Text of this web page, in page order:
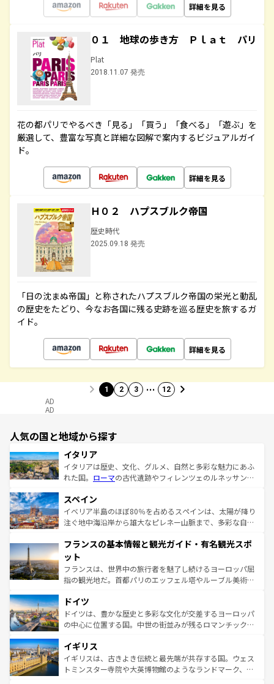
詳細を見る
０１ 地球の歩き方 Ｐｌａｔ パリ
Plat
2018.11.07 発売
花の都パリでやるべき「見る」「買う」「食べる」「遊ぶ」を
厳選して、豊富な写真と詳細な図解で案内するビジュアルガイ
ド。
詳細を見る
Ｈ０２ ハプスブルク帝国
歴史時代
2025.09.18 発売
「日の沈まぬ帝国」と称されたハプスブルク帝国の栄光と動乱
の歴史をたどり、今なお各国に残る史跡を巡る歴史を旅するガ
イド。
詳細を見る
1 2 3 … 12
AD
AD
人気の国と地域から探す
イタリア
イタリアは歴史、文化、グルメ、自然と多彩な魅力にあふ
れた国。 ローマの古代遺跡やフィレンツェのルネッサンス
ろん、トスカーナの美しい田園風景やアマルフィ海岸の絶
景など、自然景観も見逃せない。観光の合間には、本場の
ピザやパスタなど、絶品のイタリア料理を堪能することも
ませてくれるイタリアで、忘れられない旅をしてみよう！
なお、新着のイタリア情報は
しい。
スペイン
イベリア半島のほぼ80％を占めるスペインは、太陽が降り
注ぐ地中海沿岸から雄大なピレネー山脈まで、多彩な自然
文化が根付くこの国では、情熱的なフラメンコ、熱気あふ
れる闘牛、そして美味しいタパスが生活の一部となってい
る。首都マドリードの洗練された雰囲気や、バルセロナの
アートに溢れた街角から、地方では古代ローマ遺跡や中世
せる。地方によって風土や気候が異なるスペインはその個
性で訪れる人を魅了する。 なお、新着のスペイン情報は コ
ンテンツ一覧を参照してほしい。
フランスの基本情報と観光ガイド・有名観光スポ
ット
フランスは、世界中の旅行者を魅了し続けるヨーロッパ屈
指の観光地だ。首都パリのエッフェル塔やルーブル美術館
で、幅広い魅力が詰まっている。華麗な宮殿、歴史的な大
聖堂、美しいビーチ、そして豊かな自然が、訪れる者を心
から魅了する。また、フランスは美食の国としても知ら
いる。シャンパンの発祥地であるランス、プロヴァンスの
香り高いラベンダー畑など、多彩な楽しみ方が可能だ。さ
らに、パリ以外の地域にも魅力が溢れており、どの街角に
ドイツ
ドイツは、豊かな歴史と多彩な文化が交差するヨーロッパ
の中心に位置する国。中世の街並みが残るロマンチック街
顔を持つこの国は、どこを歩いても飽きることがない。ベ
ルリンの文化的活気、バイエルン州のアルプスの絶景、そ
してライン川沿いのワイン畑といった風景は必見。ビール
イギリス
イギリスは、古きよき伝統と最先端が共存する国。ウェス
トミンスター寺院や大英博物館のようなランドマーク、歴